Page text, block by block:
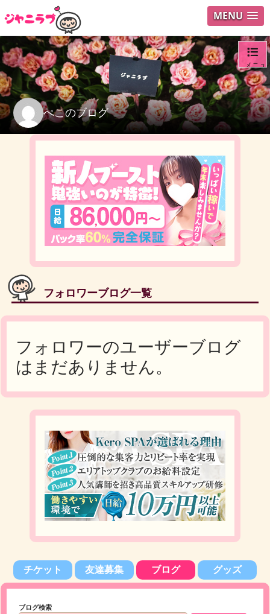
MENU
ぺこのブログ
メニュ
ログイ
フォロワーブログ一覧
フォロワーのユーザーブログ
はまだありません。
チケット 友達募集 ブログ グッズ
ブログ検索